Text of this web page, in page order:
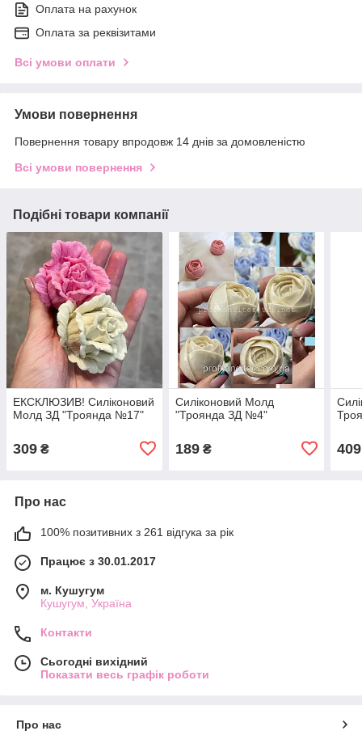
Оплата на рахунок
Оплата за реквізитами
Всі умови оплати
Умови повернення
Повернення товару впродовж 14 днів за домовленістю
Всі умови повернення
Подібні товари компанії
ЕКСКЛЮЗИВ! Силіконовий
Молд ЗД "Троянда №17"
309 ₴
Силіконовий Молд
"Троянда ЗД №4"
189₴ 409
Про нас
100% позитивних з 261 відгука за рік
Працює з 30.01.2017
м. Кушугум
Кушугум, Україна
Контакти
Сьогодні вихідний
Показати весь графік роботи
Про нас